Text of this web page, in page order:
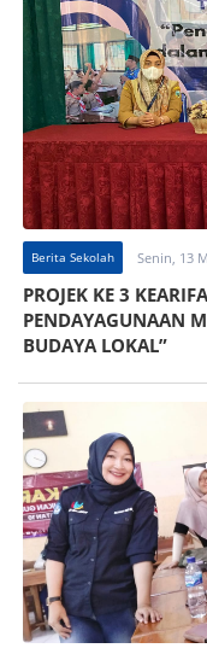
Berita Sekolah Senin, 13
PROJEK KE 3
PENDAYAGUNAAN
BUDAYA LOKAL”